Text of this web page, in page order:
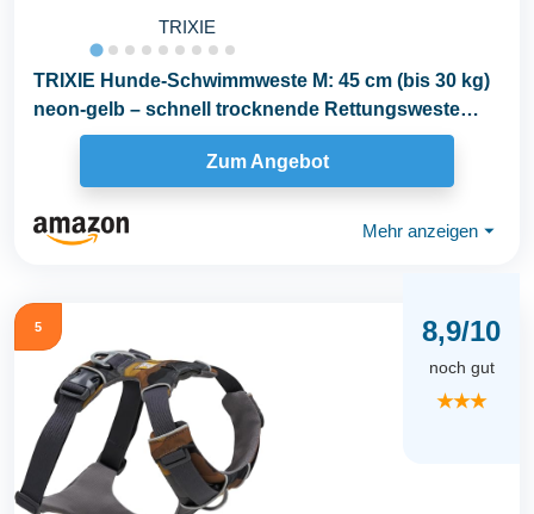
TRIXIE
TRIXIE Hunde-Schwimmweste M: 45 cm (bis 30 kg)
neon-gelb – schnell trocknende Rettungsweste
Hund...
Zum Angebot
Mehr anzeigen ⏷
5 8,9/10
noch gut
★★★